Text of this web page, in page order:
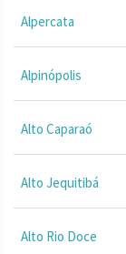
Alpercata
Alpinópolis
Alto Caparaó
Alto Jequitibá
Alto Rio Doce